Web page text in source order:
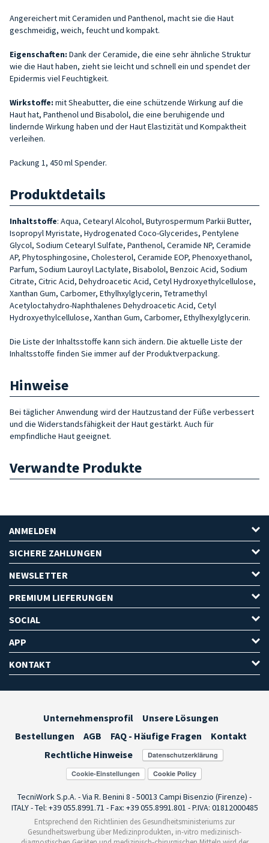
Angereichert mit Ceramiden und Panthenol, macht sie die Haut
geschmeidig, weich, feucht und kompakt.
Eigenschaften: Dank der Ceramide, die eine sehr ähnliche Struktur
wie die Haut haben, zieht sie leicht und schnell ein und spendet der
Epidermis viel Feuchtigkeit.
Wirkstoffe: mit Sheabutter, die eine schützende Wirkung auf die
Haut hat, Panthenol und Bisabolol, die eine beruhigende und
lindernde Wirkung haben und der Haut Elastizität und Kompaktheit
verleihen.
Packung 1, 450 ml Spender.
Produktdetails
Inhaltstoffe: Aqua, Cetearyl Alcohol, Butyrospermum Parkii Butter,
Isopropyl Myristate, Hydrogenated Coco-Glycerides, Pentylene
Glycol, Sodium Cetearyl Sulfate, Panthenol, Ceramide NP, Ceramide
AP, Phytosphingosine, Cholesterol, Ceramide EOP, Phenoxyethanol,
Parfum, Sodium Lauroyl Lactylate, Bisabolol, Benzoic Acid, Sodium
Citrate, Citric Acid, Dehydroacetic Acid, Cetyl Hydroxyethylcellulose,
Xanthan Gum, Carbomer, Ethylhxylglycerin, Tetramethyl
Acetyloctahydro-Naphthalenes Dehydroacetic Acid, Cetyl
Hydroxyethylcellulose, Xanthan Gum, Carbomer, Ethylhexylglycerin.
Die Liste der Inhaltsstoffe kann sich ändern. Die aktuelle Liste der
Inhaltsstoffe finden Sie immer auf der Produktverpackung.
Hinweise
Bei täglicher Anwendung wird der Hautzustand der Füße verbessert
und die Widerstandsfähigkeit der Haut gestärkt. Auch für
empfindliche Haut geeignet.
Verwandte Produkte
ANMELDEN
SICHERE ZAHLUNGEN
NEWSLETTER
PREMIUM LIEFERUNGEN
SOCIAL
APP
KONTAKT
Unternehmensprofil
Unsere Lösungen
Bestellungen
AGB FAQ - Häufige Fragen
Kontakt
Rechtliche Hinweise
Cookie-Einstellungen
TecniWork S.p.A. - Via R. Benini 8 - 50013 Campi Bisenzio (Firenze) -
ITALY - Tel: +39 055.8991.71 - Fax: +39 055.8991.801 - P.IVA: 01812000485
Entsprechend den Richtlinien des Gesundheitsministeriums zur
Gesundheitswerbung über Medizinprodukten, in-vitro medizinisch-